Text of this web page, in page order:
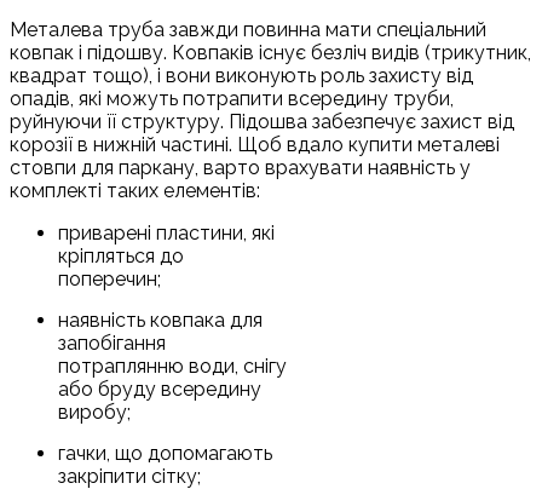
Металева труба завжди повинна мати спеціальний
ковпак і підошву. Ковпаків існує безліч видів (трикутник,
квадрат тощо), і вони виконують роль захисту від
опадів, які можуть потрапити всередину труби,
руйнуючи її структуру. Підошва забезпечує захист від
корозії в нижній частині. Щоб вдало купити металеві
стовпи для паркану, варто врахувати наявність у
комплекті таких елементів:
приварені пластини, які
кріпляться до
поперечин;
наявність ковпака для
запобігання
потраплянню води, снігу
або бруду всередину
виробу;
гачки, що допомагають
закріпити сітку;